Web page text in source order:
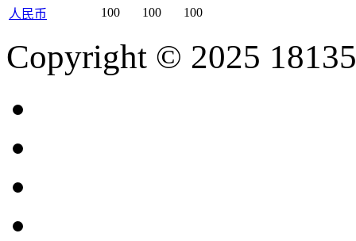
人民币
100 100 100
Copyright © 2025